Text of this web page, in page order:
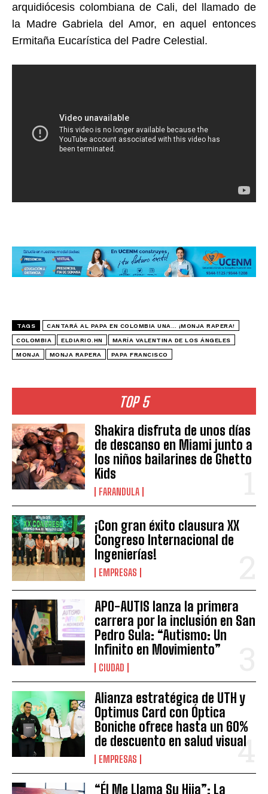
TOP 5
Shakira disfruta de unos días
de descanso en Miami junto a
los niños bailarines de Ghetto
Kids
FARANDULA
¡Con gran éxito clausura XX
Congreso Internacional de
Ingenierías!
EMPRESAS
APO-AUTIS lanza la primera
carrera por la inclusión en San
Pedro Sula: “Autismo: Un
Infinito en Movimiento”
CIUDAD
Alianza estratégica de UTH y
Optimus Card con Óptica
Boniche ofrece hasta un 60%
de descuento en salud visual
EMPRESAS
“Él Me Llama Su Hija”: La
arquidiócesis colombiana de Cali, del llamado de
la Madre Gabriela del Amor, en aquel entonces
Ermitaña Eucarística del Padre Celestial.
TAGS CANTARÁ AL PAPA EN COLOMBIA UNA… ¡MONJA RAPERA!
COLOMBIA ELDIARIO.HN MARÍA VALENTINA DE LOS ÁNGELES
MONJA MONJA RAPERA PAPA FRANCISCO